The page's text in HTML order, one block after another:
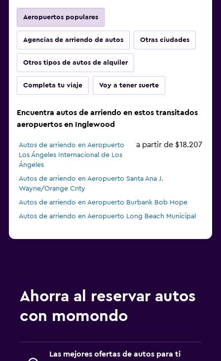
Aeropuertos populares
Agencias de arriendo de autos Otras ciudades
Otros tipos de autos de alquiler
Completa tu viaje Voy a tener suerte
Encuentra autos de arriendo en estos transitados
aeropuertos en Inglewood
Autos de arriendo en Aeropuerto
Los Ángeles Internacional de Los
Ángeles
a partir de $18.207
Autos de arriendo en Aeropuerto Santa Ana J.
Wayne/Orange Cnty
Autos de arriendo en Aeropuerto Burbank Bob Hope
Autos de arriendo en Aeropuerto Long Beach Municipal
Ahorra al reservar autos
con momondo
Las mejores ofertas de autos para ti